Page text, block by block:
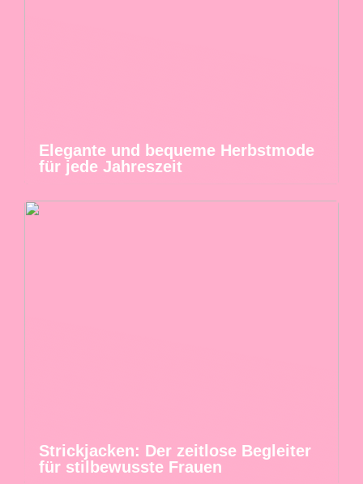
Elegante und bequeme Herbstmode
für jede Jahreszeit
Strickjacken: Der zeitlose Begleiter
für stilbewusste Frauen